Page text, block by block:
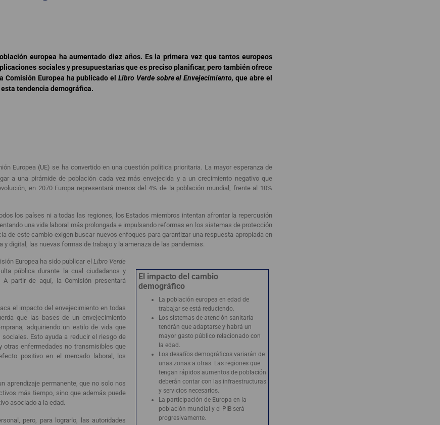
europea ha aumentado diez años. Es la primera vez que tantos europeos
sociales y presupuestarias que es preciso planificar, pero también ofrece
Comisión Europea ha publicado el Libro Verde sobre el Envejecimiento, que abre el
tendencia demográfica.
Europea (UE) se ha convertido en una cuestión política prioritaria. La mayor esperanza de
a una pirámide de población cada vez más envejecida y a un crecimiento negativo que
en 2070 Europa representará menos del 4% de la población mundial, frente al 10%
los países ni a todas las regiones, los Estados miembros intentan afrontar la repercusión
una vida laboral más prolongada e impulsando reformas en los sistemas de protección
de este cambio exigen buscar nuevos enfoques para garantizar una respuesta apropiada en
digital, las nuevas formas de trabajo y la amenaza de las pandemias.
Europea ha sido publicar el Libro Verde
pública durante la cual ciudadanos y
partir de aquí, la Comisión presentará
el impacto del envejecimiento en todas
que las bases de un envejecimiento
adquiriendo un estilo de vida que
Esto ayuda a reducir el riesgo de
otras enfermedades no transmisibles que
positivo en el mercado laboral, los
aprendizaje permanente, que no solo nos
más tiempo, sino que además puede
asociado a la edad.
pero, para lograrlo, las autoridades
El impacto del cambio
demográfico
La población europea en edad de
trabajar se está reduciendo.
Los sistemas de atención sanitaria
tendrán que adaptarse y habrá un
mayor gasto público relacionado con
la edad.
Los desafíos demográficos variarán de
unas zonas a otras. Las regiones que
tengan rápidos aumentos de población
deberán contar con las infraestructuras
y servicios necesarios.
La participación de Europa en la
población mundial y el PIB será
progresivamente.